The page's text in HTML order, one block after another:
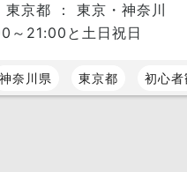
京都 ： 東京・神奈川
～21:00と土日祝日
神奈川県 東京都 初心者